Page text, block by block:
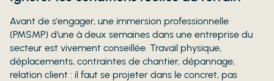
Avant de s'engager, une immersion professionnelle
(PMSMP) d'une à deux semaines dans une entreprise du
secteur est vivement conseillée. Travail physique,
déplacements, contraintes de chantier, dépannage,
relation client : il faut se projeter dans le concret, pas